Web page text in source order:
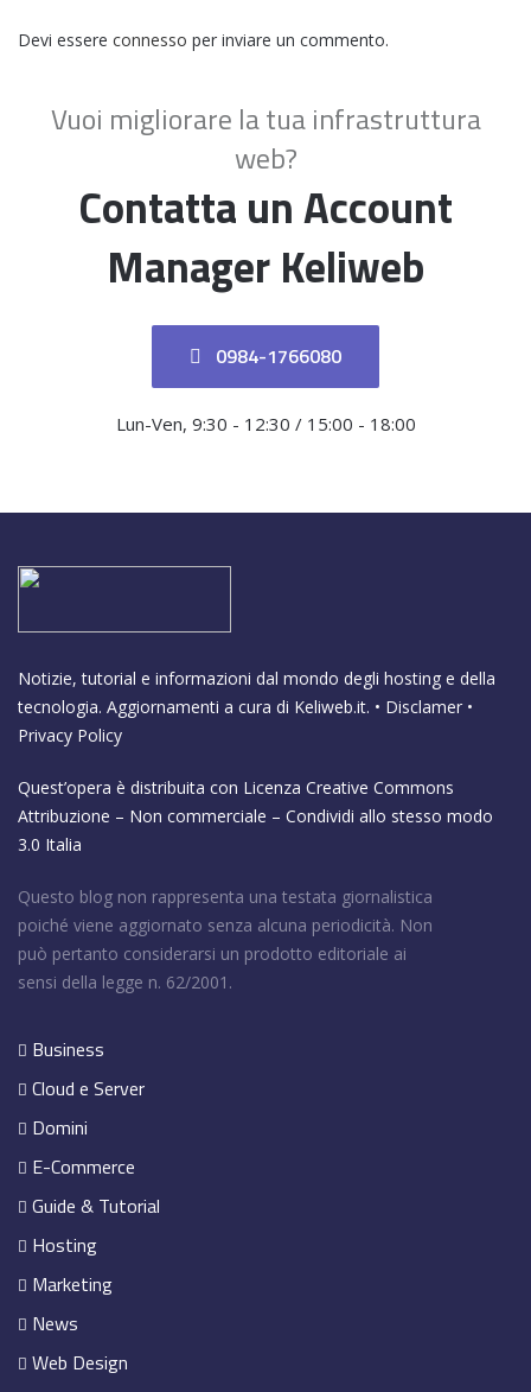
Devi essere connesso per inviare un commento.
Vuoi migliorare la tua infrastruttura
web?
Contatta un Account
Manager Keliweb
0984-1766080
Lun-Ven, 9:30 - 12:30 / 15:00 - 18:00
Notizie, tutorial e informazioni dal mondo degli hosting e della
tecnologia. Aggiornamenti a cura di Keliweb.it. • Disclamer •
Privacy Policy
Quest’opera è distribuita con Licenza Creative Commons
Attribuzione – Non commerciale – Condividi allo stesso modo
3.0 Italia
Questo blog non rappresenta una testata giornalistica
poiché viene aggiornato senza alcuna periodicità. Non
può pertanto considerarsi un prodotto editoriale ai
sensi della legge n. 62/2001.
Business
Cloud e Server
Domini
E-Commerce
Guide & Tutorial
Hosting
Marketing
News
Web Design